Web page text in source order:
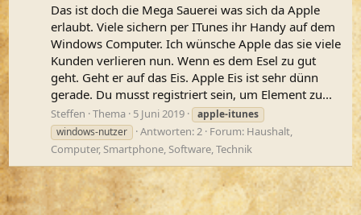
Das ist doch die Mega Sauerei was sich da Apple
erlaubt. Viele sichern per ITunes ihr Handy auf dem
Windows Computer. Ich wünsche Apple das sie viele
Kunden verlieren nun. Wenn es dem Esel zu gut
geht. Geht er auf das Eis. Apple Eis ist sehr dünn
gerade. Du musst registriert sein, um Element zu...
Steffen Thema 5 Juni 2019
apple-itunes
windows-nutzer
Antworten: 2 Forum: Haushalt,
Computer, Smartphone, Software, Technik